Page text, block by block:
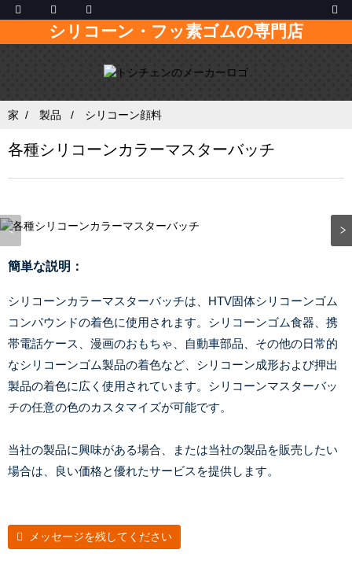
シリコーン・フッ素ゴムの専門店
家 製品 シリコーン顔料
各種シリコーンカラーマスターバッチ
簡単な説明：
シリコーンカラーマスターバッチは、HTV固体シリコーンゴム
コンパウンドの着色に使用されます。シリコーンゴム食器、携
帯電話ケース、漫画のおもちゃ、自動車部品、その他の日常的
なシリコーンゴム製品の着色など、シリコーン成形および押出
製品の着色に広く使用されています。シリコーンマスターバッ
チの任意の色のカスタマイズが可能です。
当社の製品に興味がある場合、または当社の製品を販売したい
場合は、良い価格と優れたサービスを提供します。
メッセージを残してください